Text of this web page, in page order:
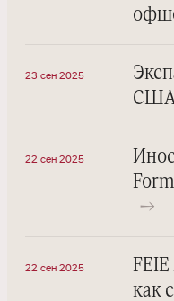
23 сен 2025
22 сен 2025
→
22 сен 2025
как